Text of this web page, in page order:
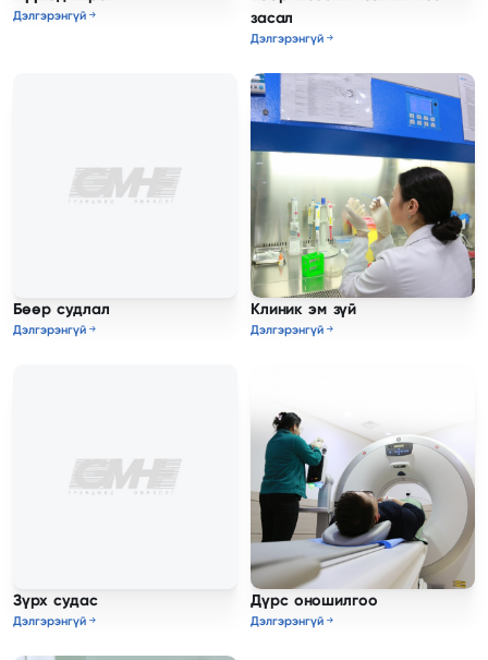
Дэлгэрэнгүй
засал
Дэлгэрэнгүй
Бөөр судлал
Дэлгэрэнгүй
Клиник эм зүй
Дэлгэрэнгүй
Зүрх судас
Дэлгэрэнгүй
Дүрс оношилгоо
Дэлгэрэнгүй